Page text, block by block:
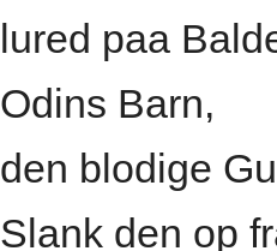
lured paa
Odins Barn,
den blodige
Slank den op